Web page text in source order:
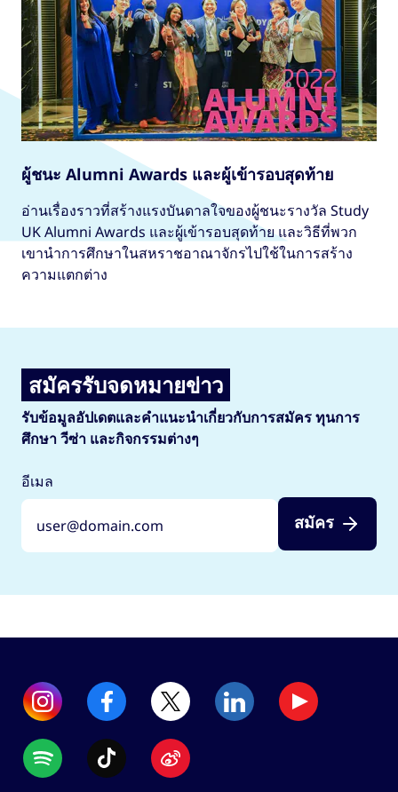
ผู้ชนะ Alumni Awards และผู้เข้ารอบสุดท้าย
อ่านเรื่องราวที่สร้างแรงบันดาลใจของผู้ชนะรางวัล Study
UK Alumni Awards และผู้เข้ารอบสุดท้าย และวิธีที่พวก
เขานำการศึกษาในสหราชอาณาจักรไปใช้ในการสร้าง
ความแตกต่าง
สมัครรับจดหมายข่าว
รับข้อมูลอัปเดตและคำแนะนำเกี่ยวกับการสมัคร ทุนการ
ศึกษา วีซ่า และกิจกรรมต่างๆ
อีเมล
สมัคร